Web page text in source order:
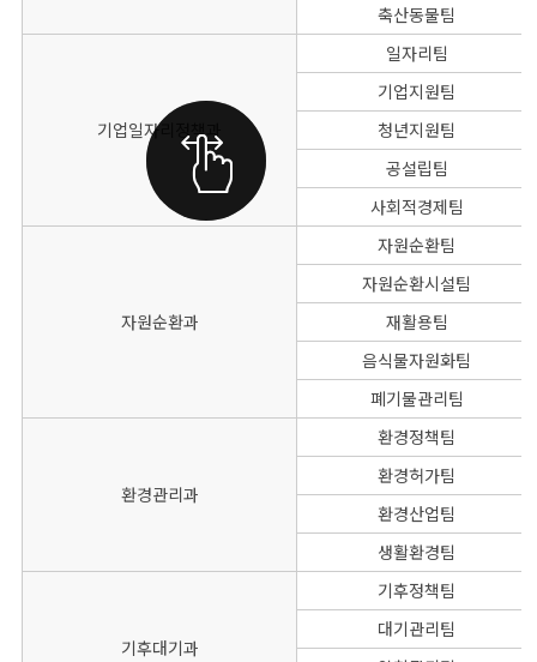
축산동물팀
기업일자리정책과
일자리팀
기업지원팀
청년지원팀
공설립팀
사회적경제팀
자원순환과
자원순환팀
자원순환시설팀
재활용팀
음식물자원화팀
폐기물관리팀
환경관리과
환경정책팀
환경허가팀
환경산업팀
생활환경팀
기후대기과
기후정책팀
대기관리팀